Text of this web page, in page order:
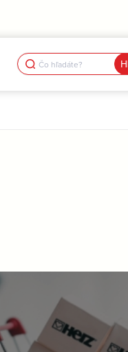
Search
for: